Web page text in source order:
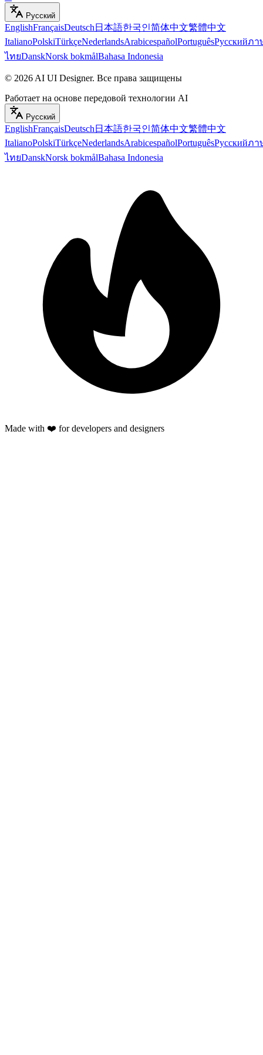
Русский
EnglishFrançaisDeutsch 日本語한국인简体中文繁體中文
ItalianoPolskiTürkçeNederlandsArabicespañolPortuguêsРусскийภา
ไทยDanskNorsk bokmålBahasa Indonesia
© 2026 AI UI Designer. Все права защищены
Работает на основе передовой технологии AI
Русский
EnglishFrançaisDeutsch 日本語한국인简体中文繁體中文
ItalianoPolskiTürkçeNederlandsArabicespañolPortuguêsРусскийภา
ไทยDanskNorsk bokmålBahasa Indonesia
Made with ❤️ for developers and designers